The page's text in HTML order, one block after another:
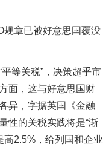
章已被好意思国覆没
等关税”，决策超乎市
面，这与好意思国财
异，字据英国《金融
性的关税实践将是“渐
高2.5%，给列国和企业